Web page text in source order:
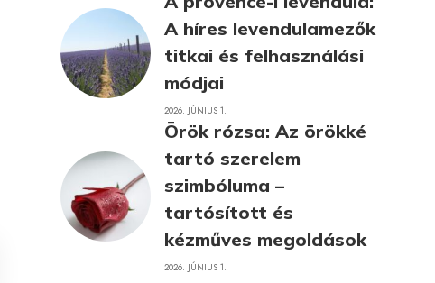
A híres levendulamezők
titkai és felhasználási
módjai
2026. JÚNIUS 1.
Örök rózsa: Az örökké
tartó szerelem
szimbóluma –
tartósított és
kézműves megoldások
2026. JÚNIUS 1.